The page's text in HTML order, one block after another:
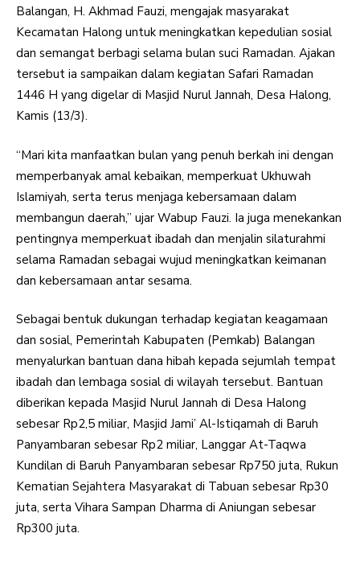
Balangan, H. Akhmad Fauzi, mengajak masyarakat
Kecamatan Halong untuk meningkatkan kepedulian sosial
dan semangat berbagi selama bulan suci Ramadan. Ajakan
tersebut ia sampaikan dalam kegiatan Safari Ramadan
1446 H yang digelar di Masjid Nurul Jannah, Desa Halong,
Kamis (13/3).
“Mari kita manfaatkan bulan yang penuh berkah ini dengan
memperbanyak amal kebaikan, memperkuat Ukhuwah
Islamiyah, serta terus menjaga kebersamaan dalam
membangun daerah,” ujar Wabup Fauzi. Ia juga menekankan
pentingnya memperkuat ibadah dan menjalin silaturahmi
selama Ramadan sebagai wujud meningkatkan keimanan
dan kebersamaan antar sesama.
Sebagai bentuk dukungan terhadap kegiatan keagamaan
dan sosial, Pemerintah Kabupaten (Pemkab) Balangan
menyalurkan bantuan dana hibah kepada sejumlah tempat
ibadah dan lembaga sosial di wilayah tersebut. Bantuan
diberikan kepada Masjid Nurul Jannah di Desa Halong
sebesar Rp2,5 miliar, Masjid Jami’ Al-Istiqamah di Baruh
Panyambaran sebesar Rp2 miliar, Langgar At-Taqwa
Kundilan di Baruh Panyambaran sebesar Rp750 juta, Rukun
Kematian Sejahtera Masyarakat di Tabuan sebesar Rp30
juta, serta Vihara Sampan Dharma di Aniungan sebesar
Rp300 juta.